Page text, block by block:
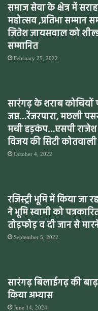
समाज सेवा के क्षेत्र में
महोत्सव ,प्रतिभा सम्मान
जितेश जायसवाल को
सम्मानित
February 25, 2022
सारंगढ़ के शराब कोचियों
जप्त…रेंजरपारा, मछली
मची हड़कंप…एसपी राजेश
विजय की सिटी
October 4, 2022
रजिस्ट्री भूमि में किया
ने भूमि स्वामी को
तोड़फोड़ व दी जान से
September 5, 2022
सारंगढ़ बिलाईगढ़ की
किया अभ्यास
June 14, 2024